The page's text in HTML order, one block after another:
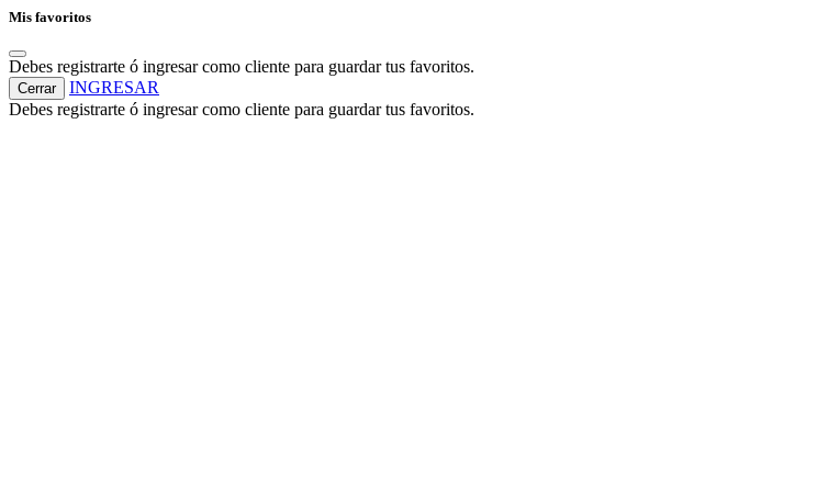
Mis favoritos
Debes registrarte ó ingresar como cliente para guardar tus favoritos.
Cerrar
INGRESAR
Debes registrarte ó ingresar como cliente para guardar tus favoritos.